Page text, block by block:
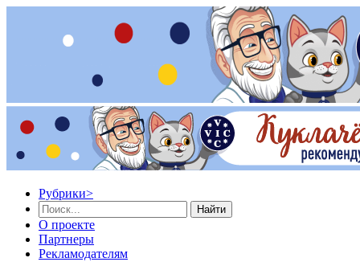
Рубрики>
Найти
О проекте
Партнеры
Рекламодателям